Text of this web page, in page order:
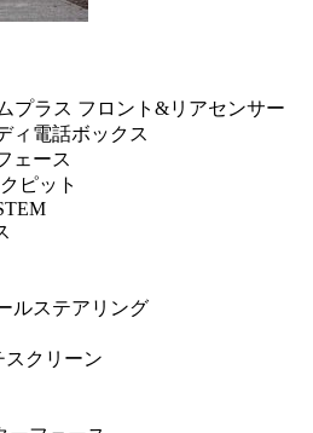
プラス フロント&リアセンサー
ィ電話ボックス
ェース
ピット
ルステアリング
クリーン